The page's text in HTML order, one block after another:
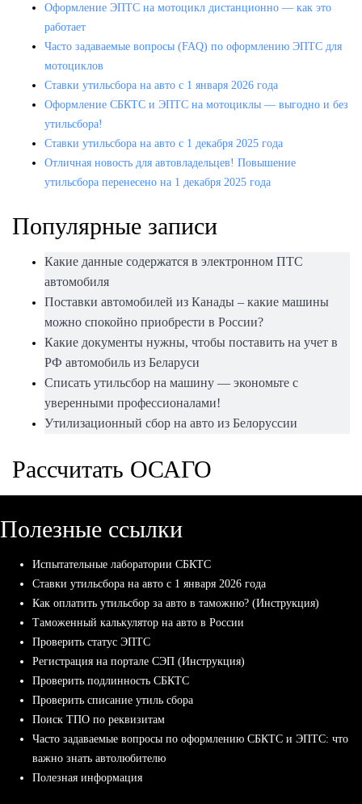
Оформление ЭПТС на мотоцикл дистанционно — как это
работает
Часто задаваемые вопросы (FAQ) по оформлению ЭПТС для
мотоциклов
Ставки утильсбора на авто с 1 января 2026 года
Оформление СБКТС и ЭПТС на мотоциклы — выгодно и без
утильсбора!
Ставки утильсбора на авто с 1 декабря 2025 года
Отличная новость для автовладельцев! Повышение
утильсбора перенесено на 1 декабря 2025 года
Популярные записи
Какие данные содержатся в электронном ПТС
автомобиля
Поставки автомобилей из Канады – какие машины
можно спокойно приобрести в России?
Какие документы нужны, чтобы поставить на учет в
РФ автомобиль из Беларуси
Списать утильсбор на машину — экономьте с
уверенными профессионалами!
Утилизационный сбор на авто из Белоруссии
Рассчитать ОСАГО
Полезные ссылки
Испытательные лаборатории СБКТС
Ставки утильсбора на авто с 1 января 2026 года
Как оплатить утильсбор за авто в таможню? (Инструкция)
Таможенный калькулятор на авто в России
Проверить статус ЭПТС
Регистрация на портале СЭП (Инструкция)
Проверить подлинность СБКТС
Проверить списание утиль сбора
Поиск ТПО по реквизитам
Часто задаваемые вопросы по оформлению СБКТС и ЭПТС: что
важно знать автолюбителю
Полезная информация